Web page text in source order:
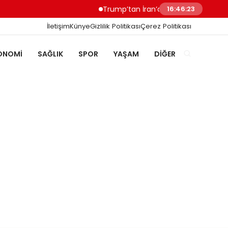
Trump’tan İran’a Müzakere Uyarısı Son
16:46:24
İletişimKünyeGizlilik PolitikasıÇerez Politikası
SAĞLIK SPOR YAŞAM DIĞER